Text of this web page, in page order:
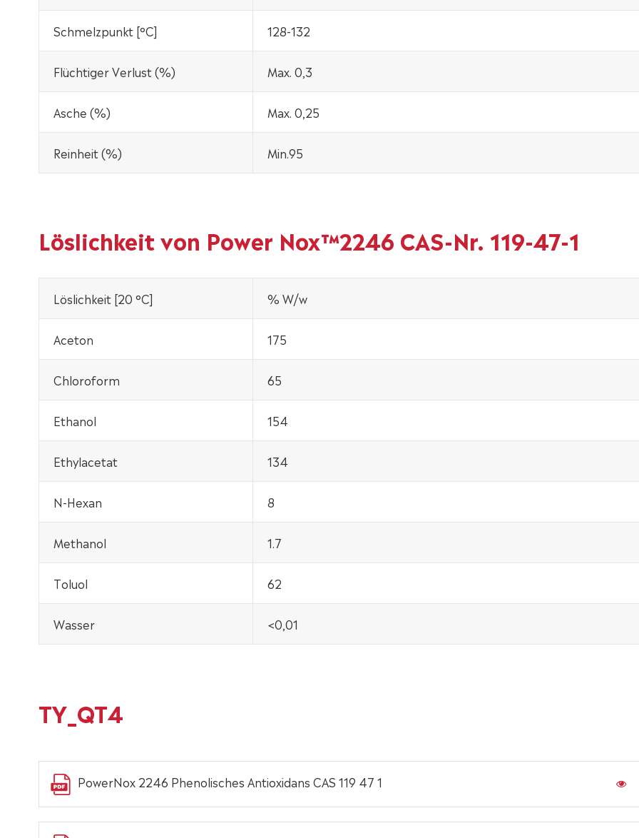
Schmelzpunkt [°C] 128-132
Flüchtiger Verlust (%) Max. 0,3
Asche (%) Max. 0,25
Reinheit (%) Min.95
Löslichkeit von Power Nox™2246 CAS-Nr. 119-47-1
Löslichkeit [20 °C] % W/w
Aceton 175
Chloroform 65
Ethanol 154
Ethylacetat 134
N-Hexan 8
Methanol 1.7
Toluol 62
Wasser <0,01
TY_QT4
PowerNox 2246 Phenolisches Antioxidans CAS 119 47 1